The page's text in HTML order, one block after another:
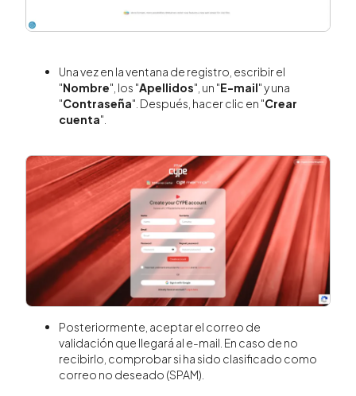
Una vez en la ventana de registro, escribir el
"Nombre", los "Apellidos", un "E-mail" y una
"Contraseña". Después, hacer clic en "Crear
cuenta".
Posteriormente, aceptar el correo de
validación que llegará al e-mail. En caso de no
recibirlo, comprobar si ha sido clasificado como
correo no deseado (SPAM).